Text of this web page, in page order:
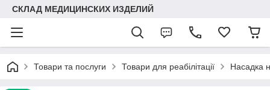
СКЛАД МЕДИЦИНСКИХ ИЗДЕЛИЙ
Товари та послуги Товари для реабілітації Насадка